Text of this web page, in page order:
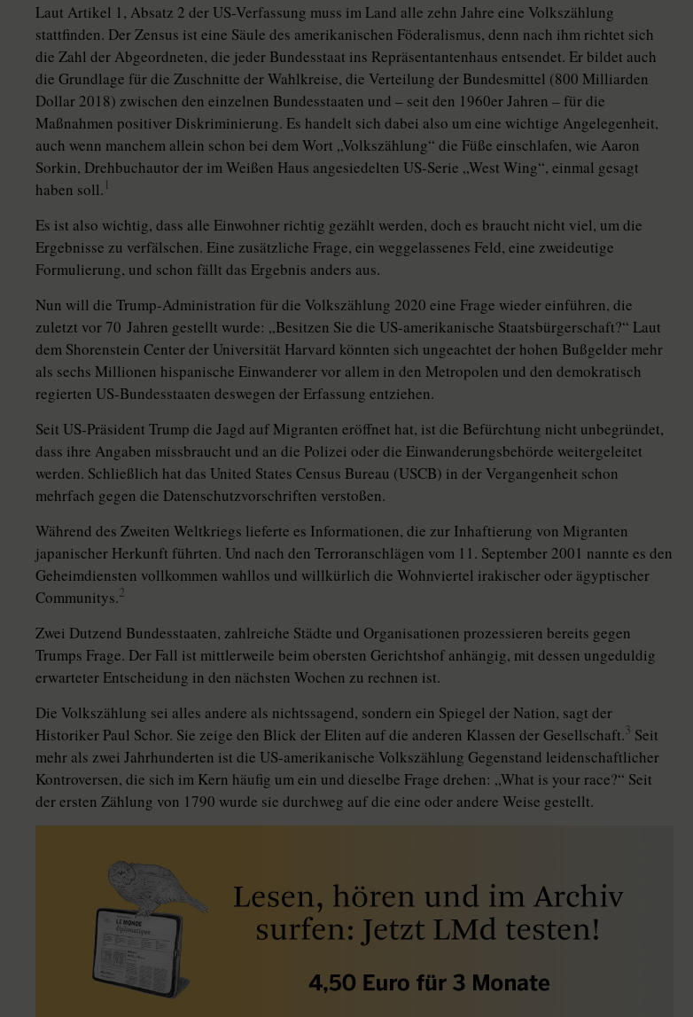
Laut Artikel 1, Absatz 2 der US-Verfassung muss im Land alle zehn Jahre eine Volkszählung
stattfinden. Der Zensus ist eine Säule des amerikanischen Föderalismus, denn nach ihm richtet sich
die Zahl der Abgeordneten, die jeder Bundesstaat ins Repräsentantenhaus entsendet. Er bildet auch
die Grundlage für die Zuschnitte der Wahlkreise, die Verteilung der Bundesmittel (800 Milliarden
Dollar 2018) zwischen den einzelnen Bundesstaaten und – seit den 1960er Jahren – für die
Maßnahmen positiver Diskriminierung. Es handelt sich dabei also um eine wichtige Angelegenheit,
auch wenn manchem allein schon bei dem Wort „Volkszählung“ die Füße einschlafen, wie Aaron
Sorkin, Drehbuchautor der im Weißen Haus angesiedelten US-Serie „West Wing“, einmal gesagt
haben soll. 1
Es ist also wichtig, dass alle Einwohner richtig gezählt werden, doch es braucht nicht viel, um die
Ergebnisse zu verfälschen. Eine zusätzliche Frage, ein weggelassenes Feld, eine zweideutige
Formulierung, und schon fällt das Ergebnis anders aus.
Nun will die Trump-Administration für die Volkszählung 2020 eine Frage wieder einführen, die
zuletzt vor 70 Jahren gestellt wurde: „Besitzen Sie die US-amerikanische Staatsbürgerschaft?“ Laut
dem Shorenstein Center der Universität Harvard könnten sich ungeachtet der hohen Bußgelder mehr
als sechs Millionen hispanische Einwanderer vor allem in den Metropolen und den demokratisch
regierten US-Bundesstaaten deswegen der Erfassung entziehen.
Seit US-Präsident Trump die Jagd auf Migranten eröffnet hat, ist die Befürchtung nicht unbegründet,
dass ihre Angaben missbraucht und an die Polizei oder die Einwanderungsbehörde weitergeleitet
werden. Schließlich hat das United States Census Bureau (USCB) in der Vergangenheit schon
mehrfach gegen die Datenschutzvorschriften verstoßen.
Während des Zweiten Weltkriegs lieferte es Informationen, die zur Inhaftierung von Migranten
japanischer Herkunft führten. Und nach den Terroranschlägen vom 11. September 2001 nannte es den
Geheimdiensten vollkommen wahllos und willkürlich die Wohnviertel irakischer oder ägyptischer
Communitys.2
Zwei Dutzend Bundesstaaten, zahlreiche Städte und Organisationen prozessieren bereits gegen
Trumps Frage. Der Fall ist mittlerweile beim obersten Gerichtshof anhängig, mit dessen ungeduldig
erwarteter Entscheidung in den nächsten Wochen zu rechnen ist.
Die Volkszählung sei alles andere als nichtssagend, sondern ein Spiegel der Nation, sagt der
Historiker Paul Schor. Sie zeige den Blick der Eliten auf die anderen Klassen der Gesellschaft.3 Seit
mehr als zwei Jahrhunderten ist die US-amerikanische Volkszählung Gegenstand leidenschaftlicher
Kon­troversen, die sich im Kern häufig um ein und dieselbe Frage drehen: „What is your race?“ Seit
der ersten Zählung von 1790 wurde sie durchweg auf die eine oder andere Weise gestellt.